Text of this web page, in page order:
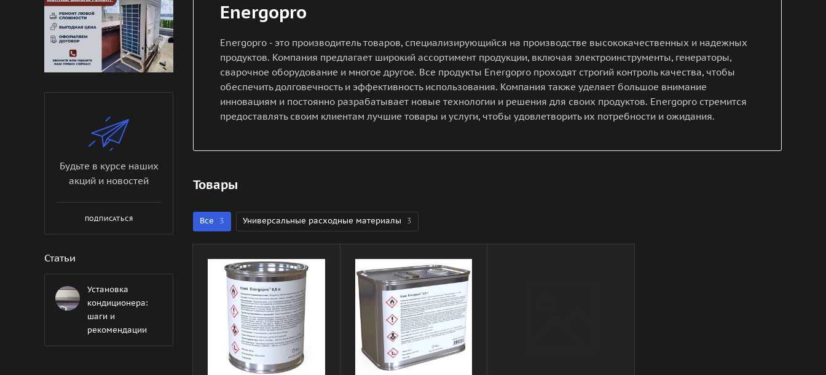
Energopro
Energopro - это производитель товаров, специализирующийся на производстве высококачественных и надежных
продуктов. Компания предлагает широкий ассортимент продукции, включая электроинструменты, генераторы,
сварочное оборудование и многое другое. Все продукты Energopro проходят строгий контроль качества, чтобы
обеспечить долговечность и эффективность использования. Компания также уделяет большое внимание
инновациям и постоянно разрабатывает новые технологии и решения для своих продуктов. Energopro стремится
предоставлять своим клиентам лучшие товары и услуги, чтобы удовлетворить их потребности и ожидания.
Товары
Все 3 Универсальные расходные материалы 3
Будьте в курсе наших
акций и новостей
ПОДПИСАТЬСЯ
Статьи
Установка
кондиционера:
шаги и
рекомендации